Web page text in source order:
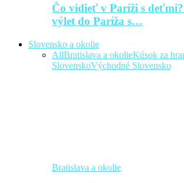
Čo vidieť v Paríži s
výlet do Paríža s…
Slovensko a okolie
AllBratislava a okolieKúsok za
SlovenskoVýchodné Slovensko
Bratislava a okolie